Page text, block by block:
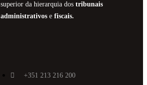
superior da hierarquia dos tribunais
administrativose fiscais.
+351 213 216 200